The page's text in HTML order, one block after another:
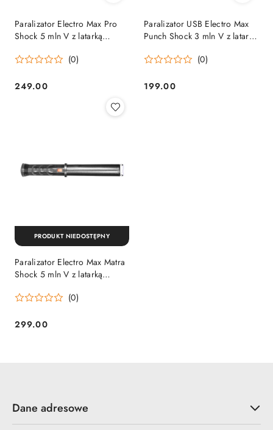
Paralizator Electro Max Pro
Shock 5 mln V z latarką
(0)
Cena:
249.00
Paralizator USB Electro Max
Punch Shock 3 mln V z latarką
(0)
Cena:
199.00
Paralizator Electro Max Matra
Shock 5 mln V z latarką
(0)
Cena:
299.00
PRODUKT NIEDOSTĘPNY
Dane adresowe